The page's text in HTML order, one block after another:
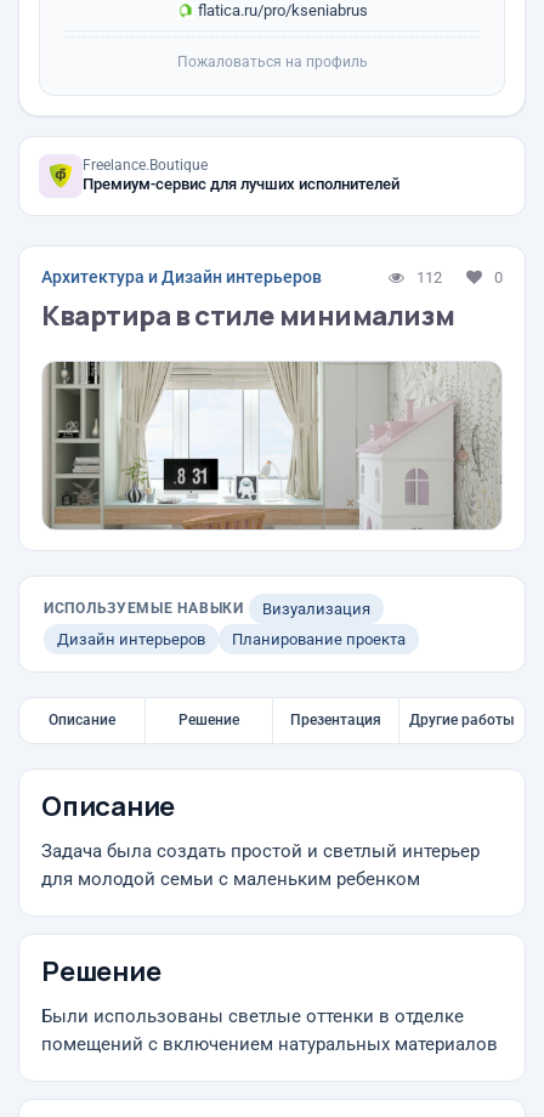
flatica.ru/pro/kseniabrus
Пожаловаться на профиль
Freelance.Boutique
Премиум-сервис для лучших исполнителей
Архитектура и Дизайн интерьеров 112 0
Квартира в стиле минимализм
ИСПОЛЬЗУЕМЫЕ НАВЫКИ
Визуализация
Дизайн интерьеров
Планирование проекта
Описание Решение Презентация Другие работы
Описание
Задача была создать простой и светлый интерьер
для молодой семьи с маленьким ребенком
Решение
Были использованы светлые оттенки в отделке
помещений с включением натуральных материалов